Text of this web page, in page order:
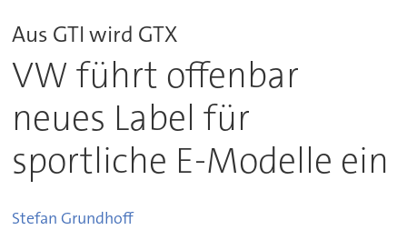
Aus GTI wird GTX
VW führt offenbar
neues Label für
sportliche E-Modelle ein
Stefan Grundhoff